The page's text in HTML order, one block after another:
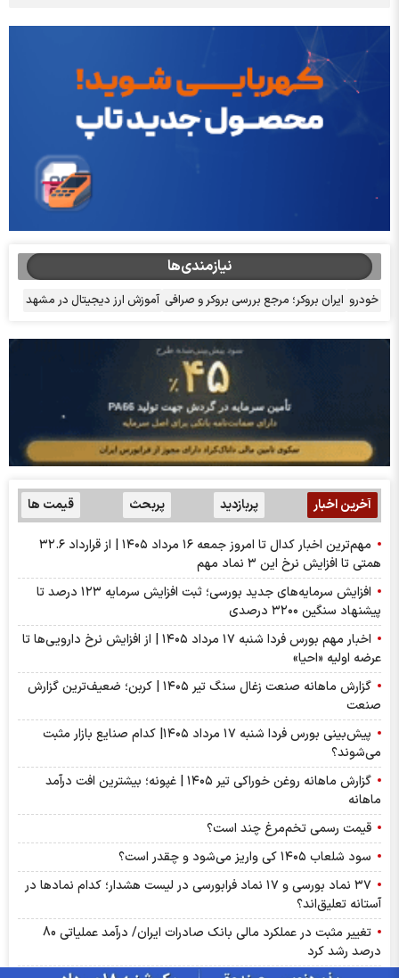
نیازمندی‌ها
خودرو ایران بروکر؛ مرجع بررسی بروکر و صرافی آموزش ارز دیجیتال در مشهد
آخرین اخبار پربازدید پربحث قیمت ها
مهم‌ترین اخبار کدال تا امروز جمعه ۱۶ مرداد ۱۴۰۵ | از قرارداد ۳۲.۶
همتی تا افزایش نرخ این ۳ نماد مهم
افزایش سرمایه‌های جدید بورسی؛ ثبت افزایش سرمایه ۱۲۳ درصد تا
پیشنهاد‌ سنگین ۳۲۰۰ درصدی
اخبار مهم بورس فردا شنبه ۱۷ مرداد ۱۴۰۵ | از افزایش نرخ دارویی‌ها تا
عرضه اولیه «احیا»
گزارش ماهانه صنعت زغال سنگ تیر ۱۴۰۵ | کربن؛ ضعیف‌ترین گزارش
صنعت
پیش‌بینی بورس فردا شنبه ۱۷ مرداد ۱۴۰۵| کدام صنایع بازار مثبت
می‌شوند؟
گزارش ماهانه روغن خوراکی تیر ۱۴۰۵ | غپونه؛ بیشترین افت درآمد
ماهانه
قیمت رسمی تخم‌مرغ چند است؟
سود شلعاب ۱۴۰۵ کی واریز می‌شود و چقدر است؟
۳۷ نماد بورسی و ۱۷ نماد فرابورسی در لیست هشدار؛ کدام نماد‌ها در
آستانه تعلیق‌اند؟
تغییر مثبت در عملکرد مالی بانک صادرات ایران/ درآمد عملیاتی 80
درصد رشد کرد